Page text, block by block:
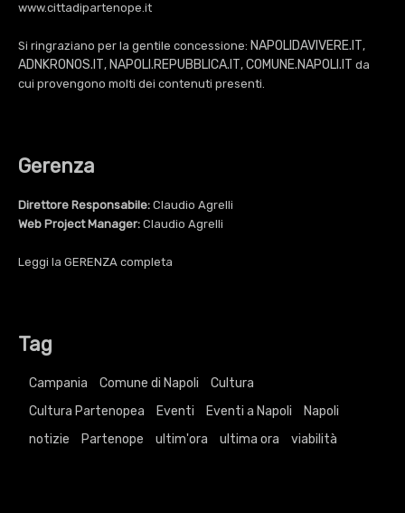
www.cittadipartenope.it
Si ringraziano per la gentile concessione: NAPOLIDAVIVERE.IT,
ADNKRONOS.IT, NAPOLI.REPUBBLICA.IT, COMUNE.NAPOLI.IT da
cui provengono molti dei contenuti presenti.
Gerenza
Direttore Responsabile: Claudio Agrelli
Web Project Manager: Claudio Agrelli
Leggi la GERENZA completa
Tag
Campania Comune di Napoli
Cultura
Cultura Partenopea
Eventi Eventi a Napoli
Napoli
notizie
Partenope ultim'ora ultima ora viabilità